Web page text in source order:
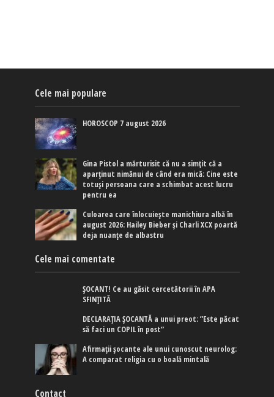
Cele mai populare
HOROSCOP 7 august 2026
Gina Pistol a mărturisit că nu a simțit că a
aparținut nimănui de când era mică: Cine este
totuși persoana care a schimbat acest lucru
pentru ea
Culoarea care înlocuiește manichiura albă în
august 2026: Hailey Bieber și Charli XCX poartă
deja nuanțe de albastru
Cele mai comentate
ȘOCANT! Ce au găsit cercetătorii în APA
SFINȚITĂ
DECLARAȚIA ȘOCANTĂ a unui preot: ”Este păcat
să faci un COPIL în post”
Afirmaţii şocante ale unui cunoscut neurolog:
A comparat religia cu o boală mintală
Contact